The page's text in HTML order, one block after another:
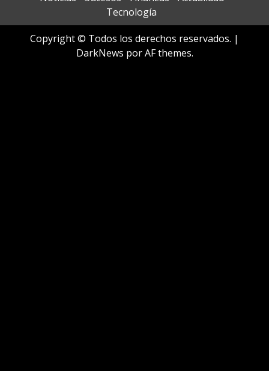
Tecnología
Copyright © Todos los derechos reservados. |
DarkNews por AF themes.